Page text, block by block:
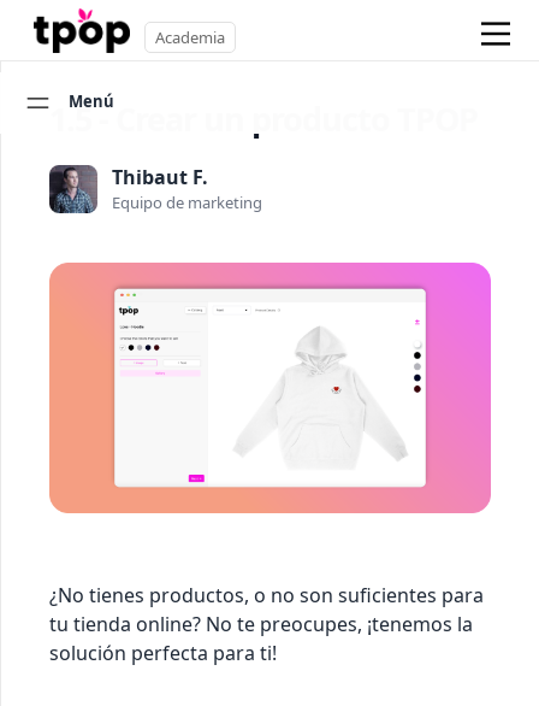
Academia
Menú
1.5 - Crear un producto TPOP
Thibaut F.
Equipo de marketing
¿No tienes productos, o no son suficientes para
tu tienda online? No te preocupes, ¡tenemos la
solución perfecta para ti!